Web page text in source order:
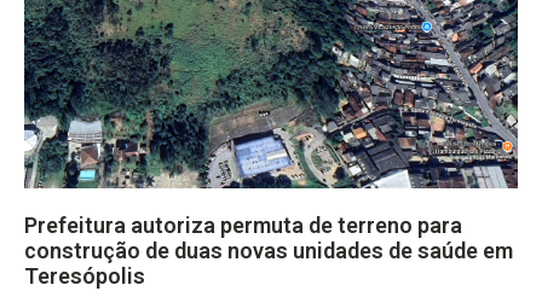
Prefeitura autoriza permuta de terreno para
construção de duas novas unidades de saúde em
Teresópolis